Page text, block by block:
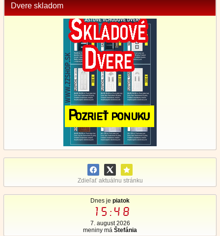
Dvere skladom
Zdieľať aktuálnu stránku
Dnes je piatok
15:48
7. august 2026
meniny má Štefánia